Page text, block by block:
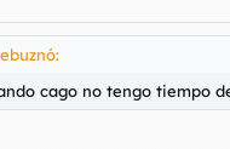
cago no tengo tiempo